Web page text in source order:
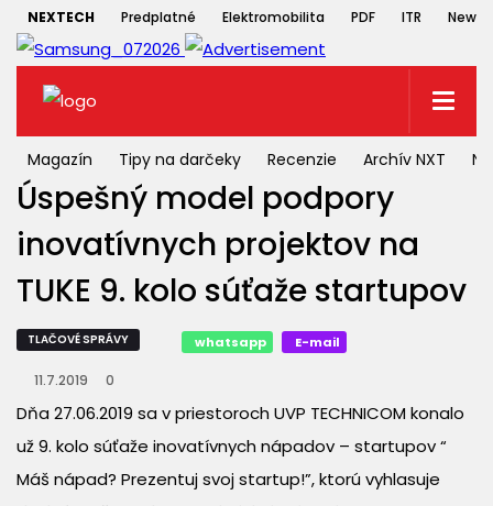
NEXTECH Predplatné Elektromobilita PDF ITR
Magazín Tipy na darčeky Recenzie Archív NXT
Úspešný model podpory
inovatívnych projektov na
TUKE 9. kolo súťaže startupov
TLAČOVÉ SPRÁVY whatsapp E-mail
11.7.2019 0
Dňa 27.06.2019 sa v priestoroch UVP TECHNICOM konalo
už 9. kolo súťaže inovatívnych nápadov – startupov “
Máš nápad? Prezentuj svoj startup!”, ktorú vyhlasuje